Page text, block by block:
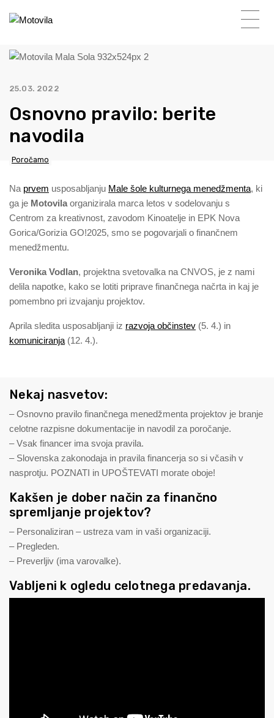
25.03. 2022
Osnovno pravilo: berite
navodila
Poročamo
Na prvem usposabljanju Male šole kulturnega menedžmenta, ki
ga je Motovila organizirala marca letos v sodelovanju s
Centrom za kreativnost, zavodom Kinoatelje in EPK Nova
Gorica/Gorizia GO!2025, smo se pogovarjali o finančnem
menedžmentu.
Veronika Vodlan, projektna svetovalka na CNVOS, je z nami
delila napotke, kako se lotiti priprave finančnega načrta in kaj je
pomembno pri izvajanju projektov.
Aprila sledita usposabljanji iz razvoja občinstev (5. 4.) in
komuniciranja (12. 4.).
Nekaj nasvetov:
– Osnovno pravilo finančnega menedžmenta projektov je branje
celotne razpisne dokumentacije in navodil za poročanje.
– Vsak financer ima svoja pravila.
– Slovenska zakonodaja in pravila financerja so si včasih v
nasprotju. POZNATI in UPOŠTEVATI morate oboje!
Kakšen je dober način za finančno
spremljanje projektov?
– Personaliziran – ustreza vam in vaši organizaciji.
– Pregleden.
– Preverljiv (ima varovalke).
Vabljeni k ogledu celotnega predavanja.